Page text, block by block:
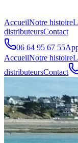
AccueilNotre histoire
distributeursContact
06 64 95 67 55
AccueilNotre histoire
distributeursContact